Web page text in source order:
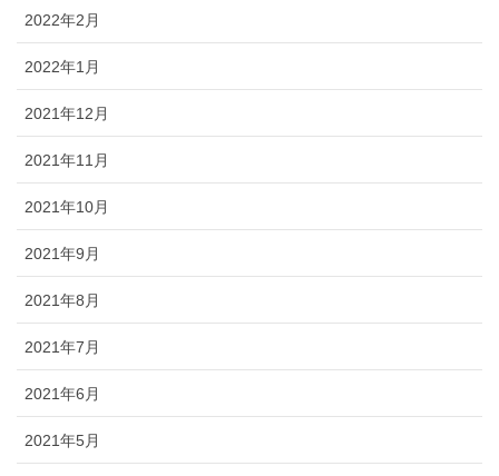
2022年2月
2022年1月
2021年12月
2021年11月
2021年10月
2021年9月
2021年8月
2021年7月
2021年6月
2021年5月